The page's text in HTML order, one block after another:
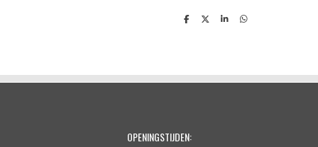
D
D
S
D
OPENINGSTIJDEN: